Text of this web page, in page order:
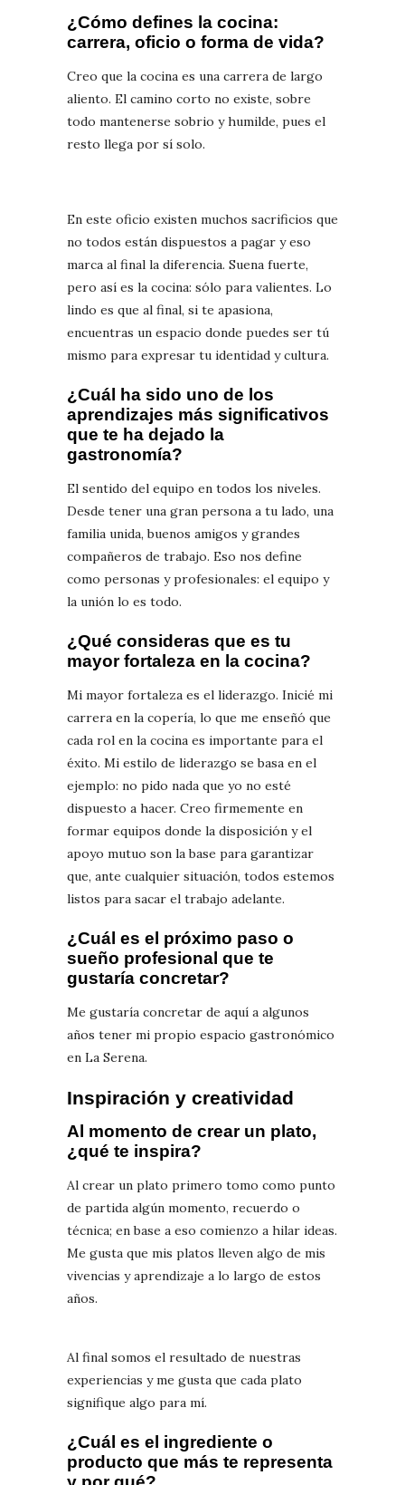
¿Cómo defines la cocina:
carrera, oficio o forma de vida?
Creo que la cocina es una carrera de largo
aliento. El camino corto no existe, sobre
todo mantenerse sobrio y humilde, pues el
resto llega por sí solo.
En este oficio existen muchos sacrificios que
no todos están dispuestos a pagar y eso
marca al final la diferencia. Suena fuerte,
pero así es la cocina: sólo para valientes. Lo
lindo es que al final, si te apasiona,
encuentras un espacio donde puedes ser tú
mismo para expresar tu identidad y cultura.
¿Cuál ha sido uno de los
aprendizajes más significativos
que te ha dejado la
gastronomía?
El sentido del equipo en todos los niveles.
Desde tener una gran persona a tu lado, una
familia unida, buenos amigos y grandes
compañeros de trabajo. Eso nos define
como personas y profesionales: el equipo y
la unión lo es todo.
¿Qué consideras que es tu
mayor fortaleza en la cocina?
Mi mayor fortaleza es el liderazgo. Inicié mi
carrera en la copería, lo que me enseñó que
cada rol en la cocina es importante para el
éxito. Mi estilo de liderazgo se basa en el
ejemplo: no pido nada que yo no esté
dispuesto a hacer. Creo firmemente en
formar equipos donde la disposición y el
apoyo mutuo son la base para garantizar
que, ante cualquier situación, todos estemos
listos para sacar el trabajo adelante.
¿Cuál es el próximo paso o
sueño profesional que te
gustaría concretar?
Me gustaría concretar de aquí a algunos
años tener mi propio espacio gastronómico
en La Serena.
Inspiración y creatividad
Al momento de crear un plato,
¿qué te inspira?
Al crear un plato primero tomo como punto
de partida algún momento, recuerdo o
técnica; en base a eso comienzo a hilar ideas.
Me gusta que mis platos lleven algo de mis
vivencias y aprendizaje a lo largo de estos
años.
Al final somos el resultado de nuestras
experiencias y me gusta que cada plato
signifique algo para mí.
¿Cuál es el ingrediente o
producto que más te representa